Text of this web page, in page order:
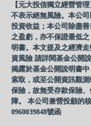
【元大投信獨立經營管
不表示絕無風險。本公
投資收益；本公司除盡
之盈虧，亦不保證最低
明書。本文提及之經濟
資風險 請詳閱基金公開
揭露於基金公開說明書
索取，或至公開資訊觀
保險，故無受存款保險
障。 本公司兼營投顧的
0960039848號函